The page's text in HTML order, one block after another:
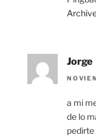
Jorge
a mi
de lo